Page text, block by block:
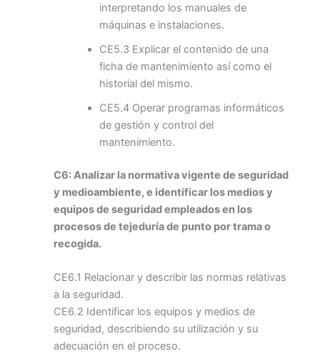
interpretando los manuales de
máquinas e instalaciones.
CE5.3 Explicar el contenido de una
ficha de mantenimiento así como el
historial del mismo.
CE5.4 Operar programas informáticos
de gestión y control del
mantenimiento.
C6: Analizar la normativa vigente de seguridad
y medioambiente, e identificar los medios y
equipos de seguridad empleados en los
procesos de tejeduría de punto por trama o
recogida.
CE6.1 Relacionar y describir las normas relativas
a la seguridad.
CE6.2 Identificar los equipos y medios de
seguridad, describiendo su utilización y su
adecuación en el proceso.